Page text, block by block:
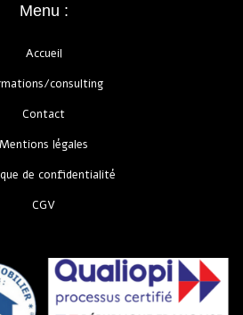
Menu :
Accueil
consulting
Contact
Mentions légales
de confidentialité
CGV